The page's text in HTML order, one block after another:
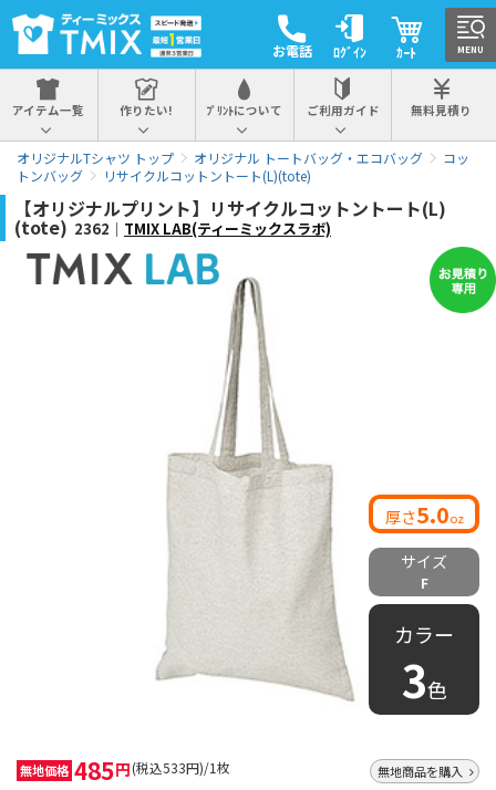
お電話 ﾛｸﾞｲﾝ ｶｰﾄ
アイテム一覧 作りたい! ﾌﾟﾘﾝﾄについて ご利用ガイド 無料見積り
オリジナルTシャツ トップ オリジナル トートバッグ・エコバッグ
コッ
トンバッグ
リサイクルコットントート(L)(tote)
【オリジナルプリント】リサイクルコットントート(L)
(tote) 2362｜ TMIX LAB(ティーミックスラボ)
厚さ5.0oz
サイズ
F
カラー
3色
無地価格 485円(税込533円)/1枚 無地商品を購入
MENU